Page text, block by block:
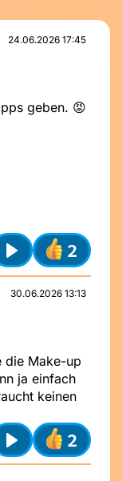
folgende
über
24.06.2026 17:45
geben. 😡
Play
2
30.06.2026 13:13
die Make-up
ja einfach
keinen
Play
2